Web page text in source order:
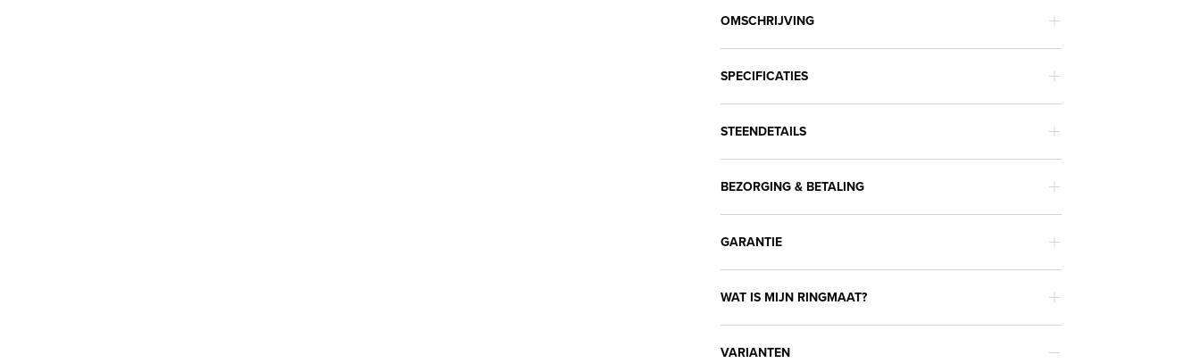
OMSCHRIJVING
SPECIFICATIES
STEENDETAILS
BEZORGING & BETALING
GARANTIE
WAT IS MIJN RINGMAAT?
VARIANTEN